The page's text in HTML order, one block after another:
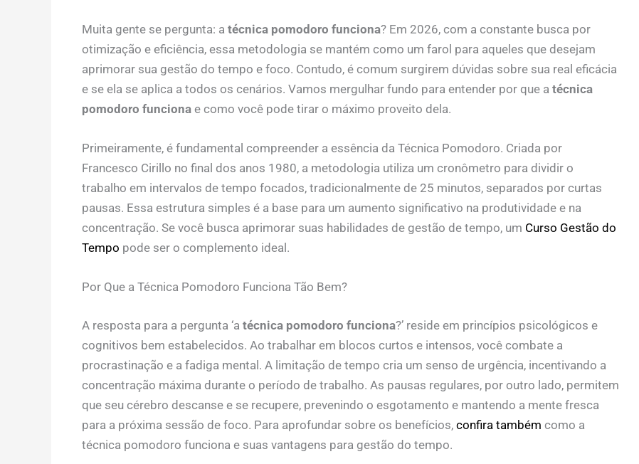
Muita gente se pergunta: a técnica pomodoro funciona? Em 2026, com a constante busca por
otimização e eficiência, essa metodologia se mantém como um farol para aqueles que desejam
aprimorar sua gestão do tempo e foco. Contudo, é comum surgirem dúvidas sobre sua real eficácia
e se ela se aplica a todos os cenários. Vamos mergulhar fundo para entender por que a técnica
pomodoro funcionae como você pode tirar o máximo proveito dela.
Primeiramente, é fundamental compreender a essência da Técnica Pomodoro. Criada por
Francesco Cirillo no final dos anos 1980, a metodologia utiliza um cronômetro para dividir o
trabalho em intervalos de tempo focados, tradicionalmente de 25 minutos, separados por curtas
pausas. Essa estrutura simples é a base para um aumento significativo na produtividade e na
concentração. Se você busca aprimorar suas habilidades de gestão de tempo, um Curso Gestão do
Tempo pode ser o complemento ideal.
Por Que a Técnica Pomodoro Funciona Tão Bem?
A resposta para a pergunta ‘a técnica pomodoro funciona?’ reside em princípios psicológicos e
cognitivos bem estabelecidos. Ao trabalhar em blocos curtos e intensos, você combate a
procrastinação e a fadiga mental. A limitação de tempo cria um senso de urgência, incentivando a
concentração máxima durante o período de trabalho. As pausas regulares, por outro lado, permitem
que seu cérebro descanse e se recupere, prevenindo o esgotamento e mantendo a mente fresca
para a próxima sessão de foco. Para aprofundar sobre os benefícios, confira também como a
técnica pomodoro funciona e suas vantagens para gestão do tempo.